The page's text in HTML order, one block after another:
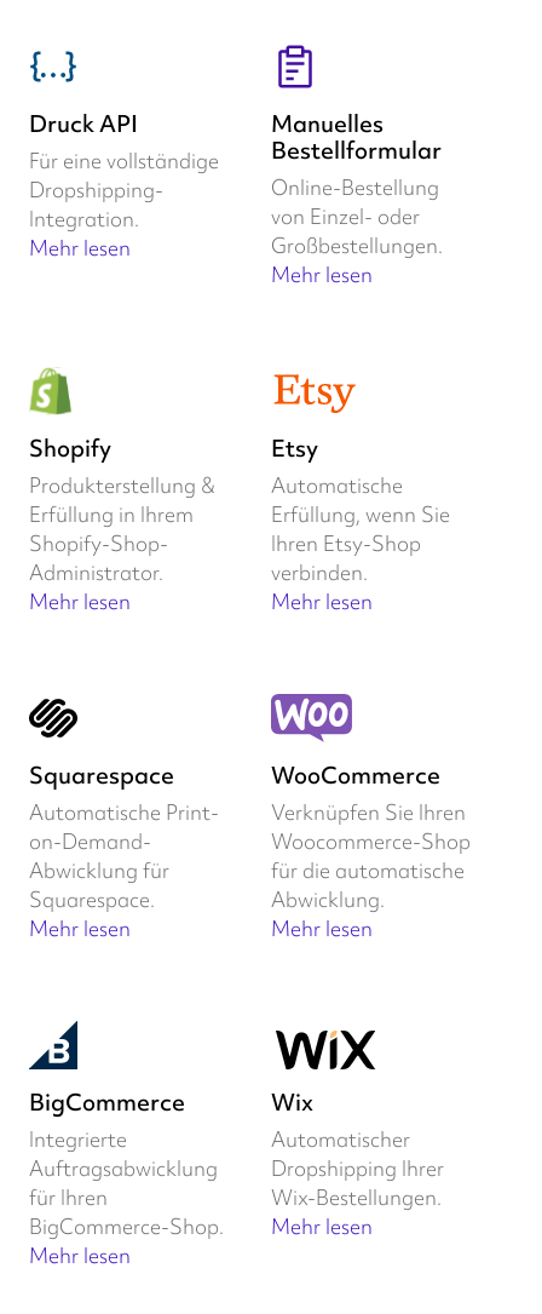
Druck API
Für eine vollständige
Dropshipping-
Integration.
Mehr lesen
Manuelles
Bestellformular
Online-Bestellung
von Einzel- oder
Großbestellungen.
Mehr lesen
Shopify
Produkterstellung &
Erfüllung in Ihrem
Shopify-Shop-
Administrator.
Mehr lesen
Etsy
Automatische
Erfüllung, wenn Sie
Ihren Etsy-Shop
verbinden.
Mehr lesen
Squarespace
Automatische Print-
on-Demand-
Abwicklung für
Squarespace.
Mehr lesen
WooCommerce
Verknüpfen Sie Ihren
Woocommerce-Shop
für die automatische
Abwicklung.
Mehr lesen
BigCommerce
Integrierte
Auftragsabwicklung
für Ihren
BigCommerce-Shop.
Mehr lesen
Wix
Automatischer
Dropshipping Ihrer
Wix-Bestellungen.
Mehr lesen